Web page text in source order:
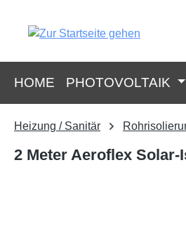
HOME PHOTOVOLTAIK
Heizung / Sanitär
2 Meter Aeroflex